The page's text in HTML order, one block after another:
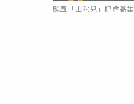
颱風「山陀兒」肆虐高